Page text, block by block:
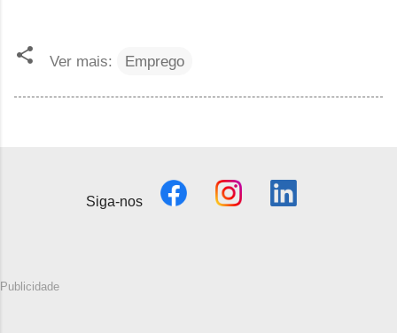
Ver mais: Emprego
Siga-nos
Publicidade